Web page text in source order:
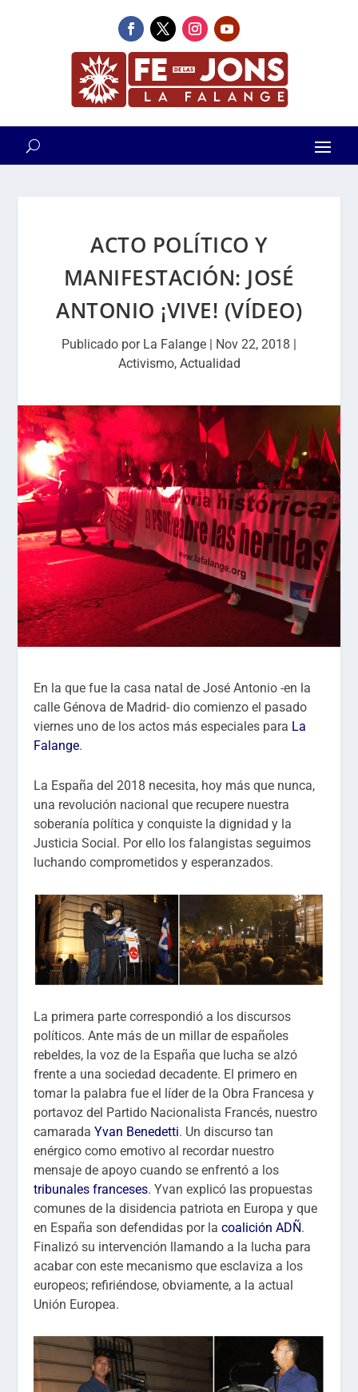
ACTO POLÍTICO Y
MANIFESTACIÓN: JOSÉ
ANTONIO ¡VIVE! (VÍDEO)
Publicado por La Falange | Nov 22, 2018 |
Activismo, Actualidad
En la que fue la casa natal de José Antonio -en la
calle Génova de Madrid- dio comienzo el pasado
viernes uno de los actos más especiales para La
Falange.
La España del 2018 necesita, hoy más que nunca,
una revolución nacional que recupere nuestra
soberanía política y conquiste la dignidad y la
Justicia Social. Por ello los falangistas seguimos
luchando comprometidos y esperanzados.
La primera parte correspondió a los discursos
políticos. Ante más de un millar de españoles
rebeldes, la voz de la España que lucha se alzó
frente a una sociedad decadente. El primero en
tomar la palabra fue el líder de la Obra Francesa y
portavoz del Partido Nacionalista Francés, nuestro
camaradaYvan Benedetti. Un discurso tan
enérgico como emotivo al recordar nuestro
mensaje de apoyo cuando se enfrentó a los
tribunales franceses. Yvan explicó las propuestas
comunes de la disidencia patriota en Europa y que
en España son defendidas por lacoalición ADÑ.
Finalizó su intervención llamando a la lucha para
acabar con este mecanismo que esclaviza a los
europeos; refiriéndose, obviamente, a la actual
Unión Europea.